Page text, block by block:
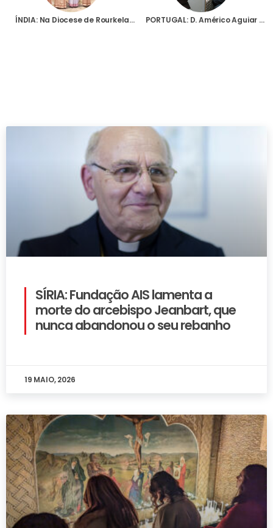
ÍNDIA: Na Diocese de Rourkela, as Servas de Maria são um sinal de esperança para os mais pobres PORTUGAL: D. Américo Aguiar destaca ajuda da Fundação AIS na oferta de milhares de terços para os jovens da JMJ
SÍRIA: Fundação AIS lamenta a
morte do arcebispo Jeanbart, que
nunca abandonou o seu rebanho
19 MAIO, 2026